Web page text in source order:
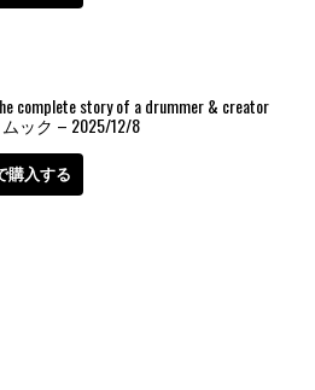
complete story of a drummer & creator
ムック – 2025/12/8
購入する